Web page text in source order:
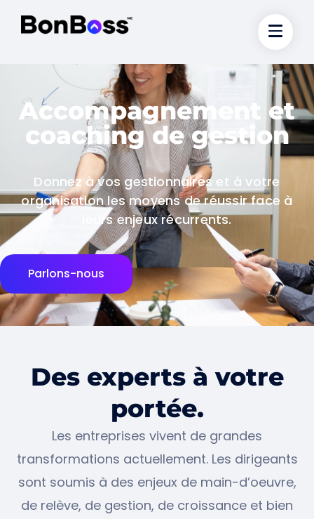
Accompagnement et
coaching de gestion
Donnez à vos gestionnaires et à votre
organisation les moyens de réussir face à
leurs enjeux récurrents.
Parlons-nous
Des experts à votre
portée.
Les entreprises vivent de grandes
transformations actuellement. Les dirigeants
sont soumis à des enjeux de main-d’oeuvre,
de relève, de gestion, de croissance et bien